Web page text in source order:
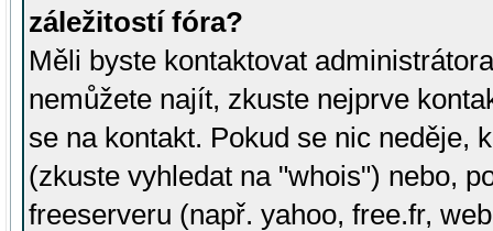
záležitostí fóra?
Měli byste kontaktovat
nemůžete najít, zkuste nejprve
se na kontakt. Pokud se nic neděje,
(zkuste vyhledat na "whois") nebo,
freeserveru (např. yahoo, free.fr,